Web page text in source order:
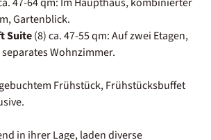
Gartenblick.
Suite(8) ca. 47-55 qm:Auf zwei Etagen,
Wohnzimmer.
Frühstück, Frühstücksbuffet
in ihrer Lage, laden diverse